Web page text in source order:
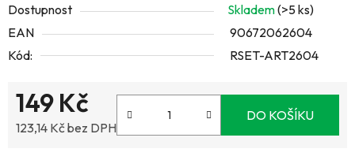
Dostupnost Skladem(>5 ks)
EAN
90672062604
Kód:
RSET-ART2604
149 Kč
123,14 Kč bez DPH
DO KOŠÍKU